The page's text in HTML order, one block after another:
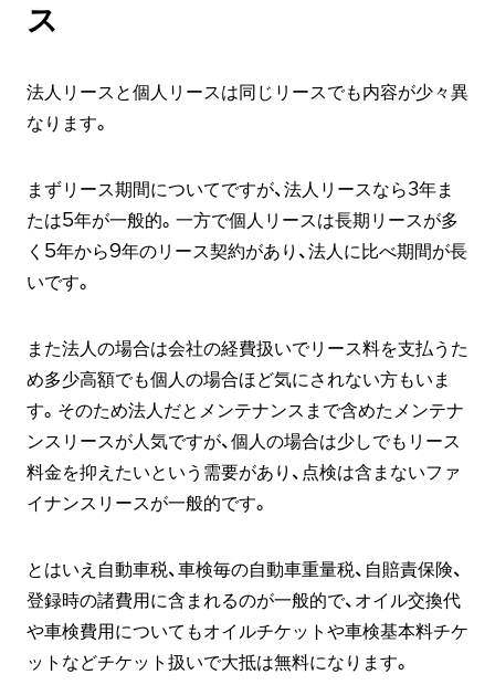
ス
法人リースと個人リースは同じリースでも内容が少々異
なります。
まずリース期間についてですが、法人リースなら3年ま
たは5年が一般的。一方で個人リースは長期リースが多
く5年から9年のリース契約があり、法人に比べ期間が長
いです。
また法人の場合は会社の経費扱いでリース料を支払うた
め多少高額でも個人の場合ほど気にされない方もいま
す。そのため法人だとメンテナンスまで含めたメンテナ
ンスリースが人気ですが、個人の場合は少しでもリース
料金を抑えたいという需要があり、点検は含まないファ
イナンスリースが一般的です。
とはいえ自動車税、車検毎の自動車重量税、自賠責保険、
登録時の諸費用に含まれるのが一般的で、オイル交換代
や車検費用についてもオイルチケットや車検基本料チケ
ットなどチケット扱いで大抵は無料になります。